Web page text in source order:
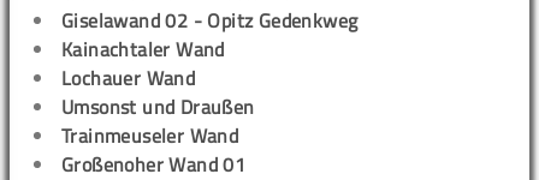
Giselawand 02 - Opitz Gedenkweg
Kainachtaler Wand
Lochauer Wand
Umsonst und Draußen
Trainmeuseler Wand
Großenoher Wand 01